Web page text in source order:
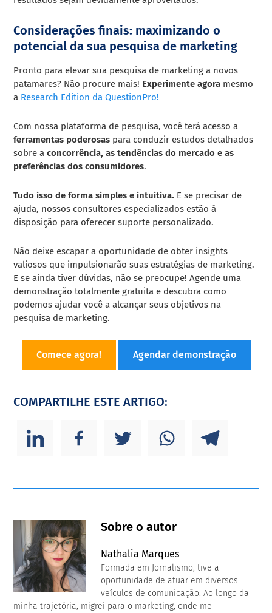
Considerações finais: maximizando o
potencial da sua pesquisa de marketing
Pronto para elevar sua pesquisa de marketing a novos
patamares? Não procure mais! Experimente agora mesmo
a Research Edition da QuestionPro!
Com nossa plataforma de pesquisa, você terá acesso a
ferramentas poderosas para conduzir estudos detalhados
sobre aconcorrência, as tendências do mercado e as
preferências dos consumidores.
Tudo isso de forma simples e intuitiva. E se precisar de
ajuda, nossos consultores especializados estão à
disposição para oferecer suporte personalizado.
Não deixe escapar a oportunidade de obter insights
valiosos que impulsionarão suas estratégias de marketing.
E se ainda tiver dúvidas, não se preocupe! Agende uma
demonstração totalmente gratuita e descubra como
podemos ajudar você a alcançar seus objetivos na
pesquisa de marketing.
Comece agora! Agendar demonstração
COMPARTILHE ESTE ARTIGO:
Sobre o autor
Nathalia Marques
Formada em Jornalismo, tive a
oportunidade de atuar em diversos
veículos de comunicação. Ao longo da
minha trajetória, migrei para o marketing, onde me